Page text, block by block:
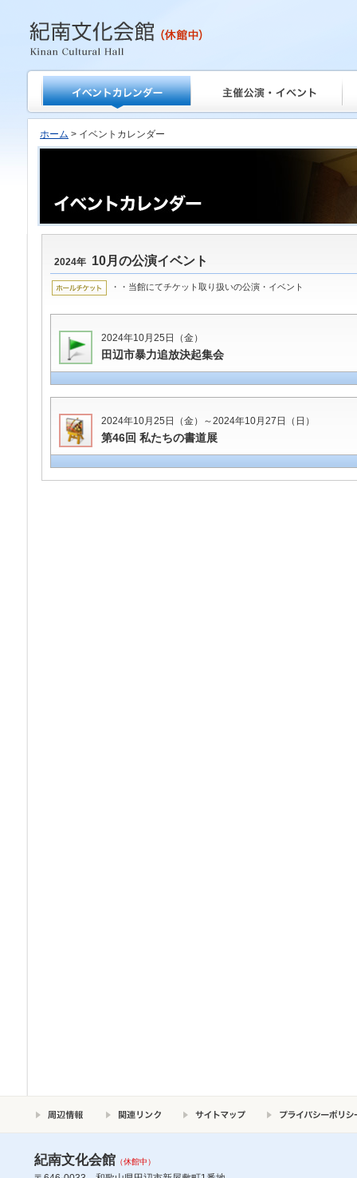
紀南文化会館
ホーム > イベントカレンダー
2024年 10月の公演イベント
・・当館にてチケット取り扱いの公演・イベント
2024年10月25日（金）
田辺市暴力追放決起集会
2024年10月25日（金）～2024年10月27日（日）
第46回 私たちの書道展
紀南文化会館 （休館中）